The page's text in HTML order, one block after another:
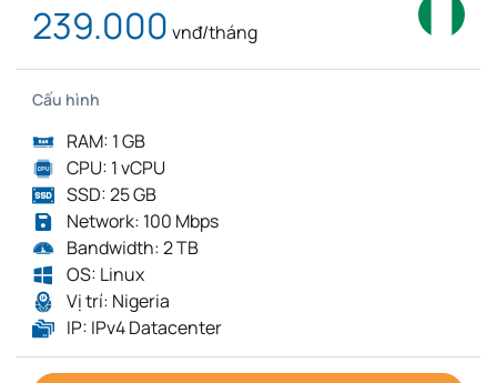
239.000 vnđ/tháng
Cấu hình
RAM: 1 GB
CPU: 1 vCPU
SSD: 25 GB
Network: 100 Mbps
Bandwidth: 2 TB
OS: Linux
Vị trí: Nigeria
IP: IPv4 Datacenter